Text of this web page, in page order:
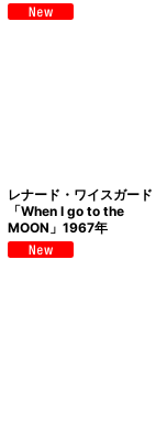
レナード・ワイスガード
「When I go to the
MOON」1967年